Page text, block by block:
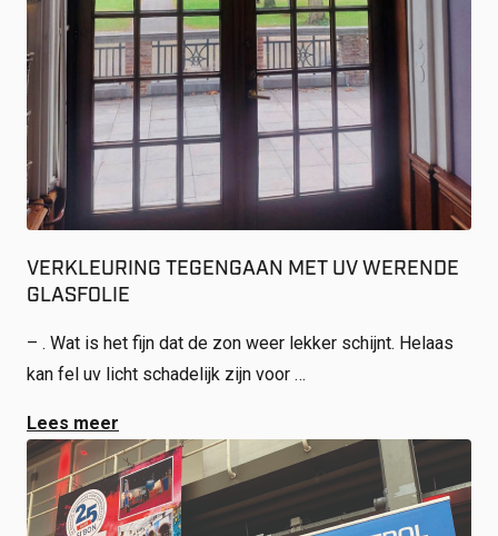
Werken bij
Shop
Inloggen
VERKLEURING TEGENGAAN MET UV WERENDE
GLASFOLIE
– . Wat is het fijn dat de zon weer lekker schijnt. Helaas
kan fel uv licht schadelijk zijn voor …
Lees meer